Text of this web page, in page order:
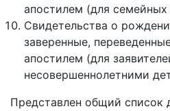
апостилем (для семейных
Свидетельства о
заверенные,
апостилем (для
несовершеннолетними
Представлен общий список